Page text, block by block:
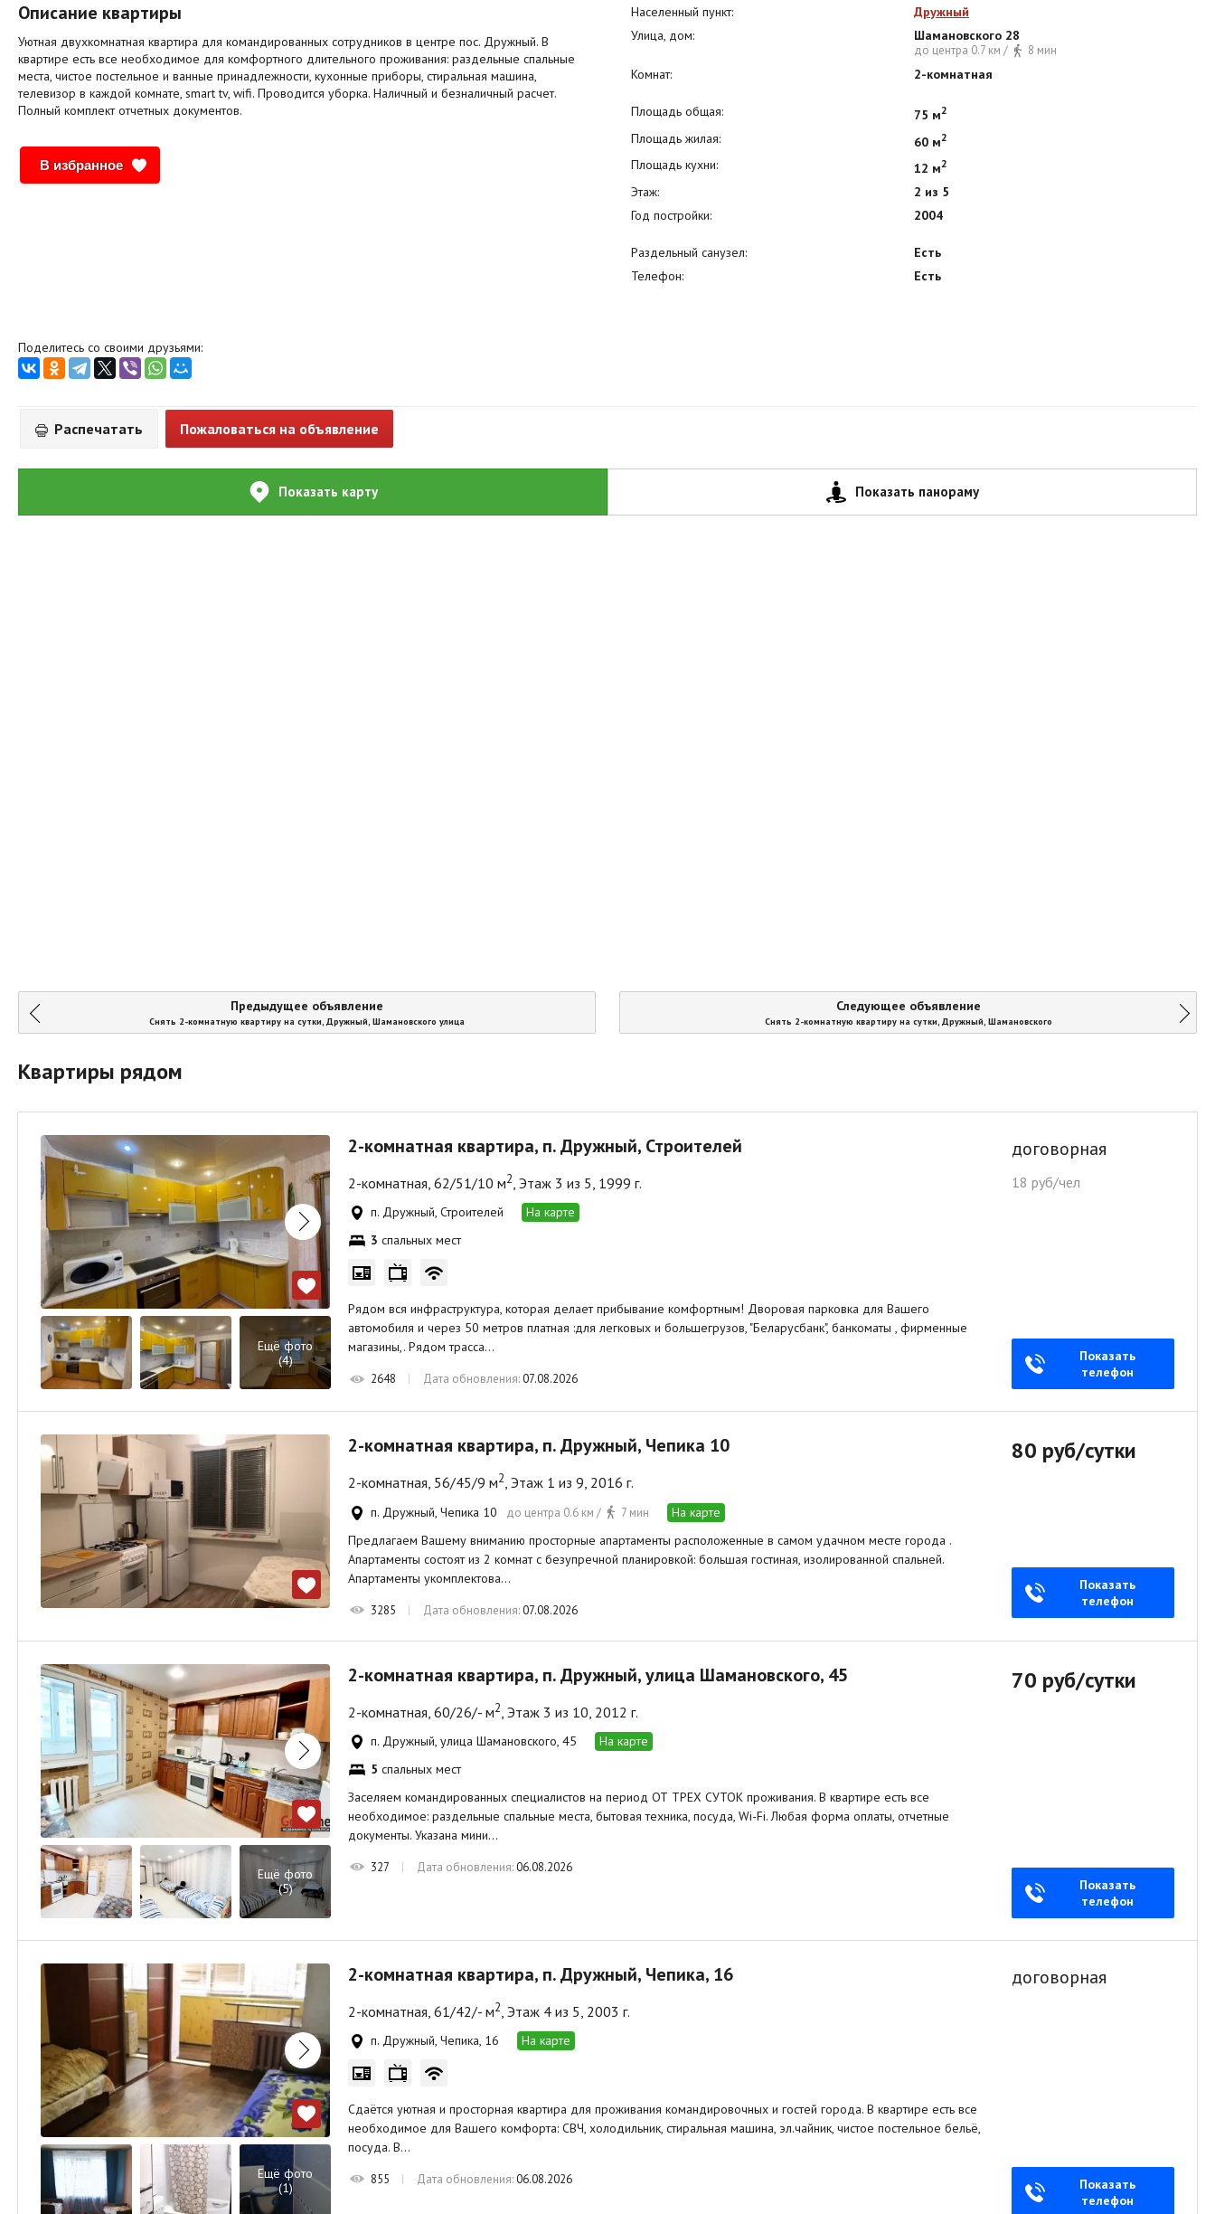
Описание квартиры
Уютная двухкомнатная квартира для командированных сотрудников в центре пос. Дружный. В
квартире есть все необходимое для комфортного длительного проживания: раздельные спальные
места, чистое постельное и ванные принадлежности, кухонные приборы, стиральная машина,
телевизор в каждой комнате, smart tv, wifi. Проводится уборка. Наличный и безналичный расчет.
Полный комплект отчетных документов.
В избранное
Населенный пункт:
Дружный
Улица, дом:
Шамановского 28
до центра 0.7 км / 8 мин
Комнат: 2-комнатная
Площадь общая: 75 м2
Площадь жилая: 60 м2
Площадь кухни: 12 м2
Этаж:
2 из 5
Год постройки:
2004
Раздельный санузел:
Есть
Телефон:
Есть
Поделитесь со своими друзьями:
Распечатать Пожаловаться на объявление
Показать карту Показать панораму
Предыдущее объявление
Снять 2-комнатную квартиру на сутки, Дружный, Шамановского улица
Следующее объявление
Снять 2-комнатную квартиру на сутки, Дружный, Шамановского
Квартиры рядом
Ещё фото
(4)
2-комнатная квартира, п. Дружный, Строителей
2-комнатная, 62/51/10 м2, Этаж 3 из 5, 1999 г.
п. Дружный, Строителей
На карте
3 спальных мест
Рядом вся инфраструктура, которая делает прибывание комфортным! Дворовая парковка для Вашего
автомобиля и через 50 метров платная :для легковых и большегрузов, "Беларусбанк", банкоматы , фирменные
магазины,. Рядом трасса…
2648 Дата обновления:07.08.2026
договорная
18 руб/чел
Показать
телефон
2-комнатная квартира, п. Дружный, Чепика 10
2-комнатная, 56/45/9 м2, Этаж 1 из 9, 2016 г.
п. Дружный, Чепика 10 до центра 0.6 км / 7 мин
На карте
Предлагаем Вашему вниманию просторные апартаменты расположенные в самом удачном месте города .
Апартаменты состоят из 2 комнат с безупречной планировкой: большая гостиная, изолированной спальней.
Апартаменты укомплектова…
3285 Дата обновления:07.08.2026
80 руб/сутки
Показать
телефон
Ещё фото
(5)
2-комнатная квартира, п. Дружный, улица Шамановского, 45
2-комнатная, 60/26/- м2 , Этаж 3 из 10, 2012 г.
п. Дружный, улица Шамановского, 45
На карте
5 спальных мест
Заселяем командированных специалистов на период ОТ ТРЕХ СУТОК проживания. В квартире есть все
необходимое: раздельные спальные места, бытовая техника, посуда, Wi-Fi. Любая форма оплаты, отчетные
документы. Указана мини…
327 Дата обновления:06.08.2026
70 руб/сутки
Показать
телефон
Ещё фото
(1)
2-комнатная квартира, п. Дружный, Чепика, 16
2-комнатная, 61/42/- м2 , Этаж 4 из 5, 2003 г.
п. Дружный, Чепика, 16 На карте
Сдаётся уютная и просторная квартира для проживания командировочных и гостей города. В квартире есть все
необходимое для Вашего комфорта: СВЧ, холодильник, стиральная машина, эл.чайник, чистое постельное бельё,
посуда. В…
855 Дата обновления:06.08.2026
договорная
Показать
телефон